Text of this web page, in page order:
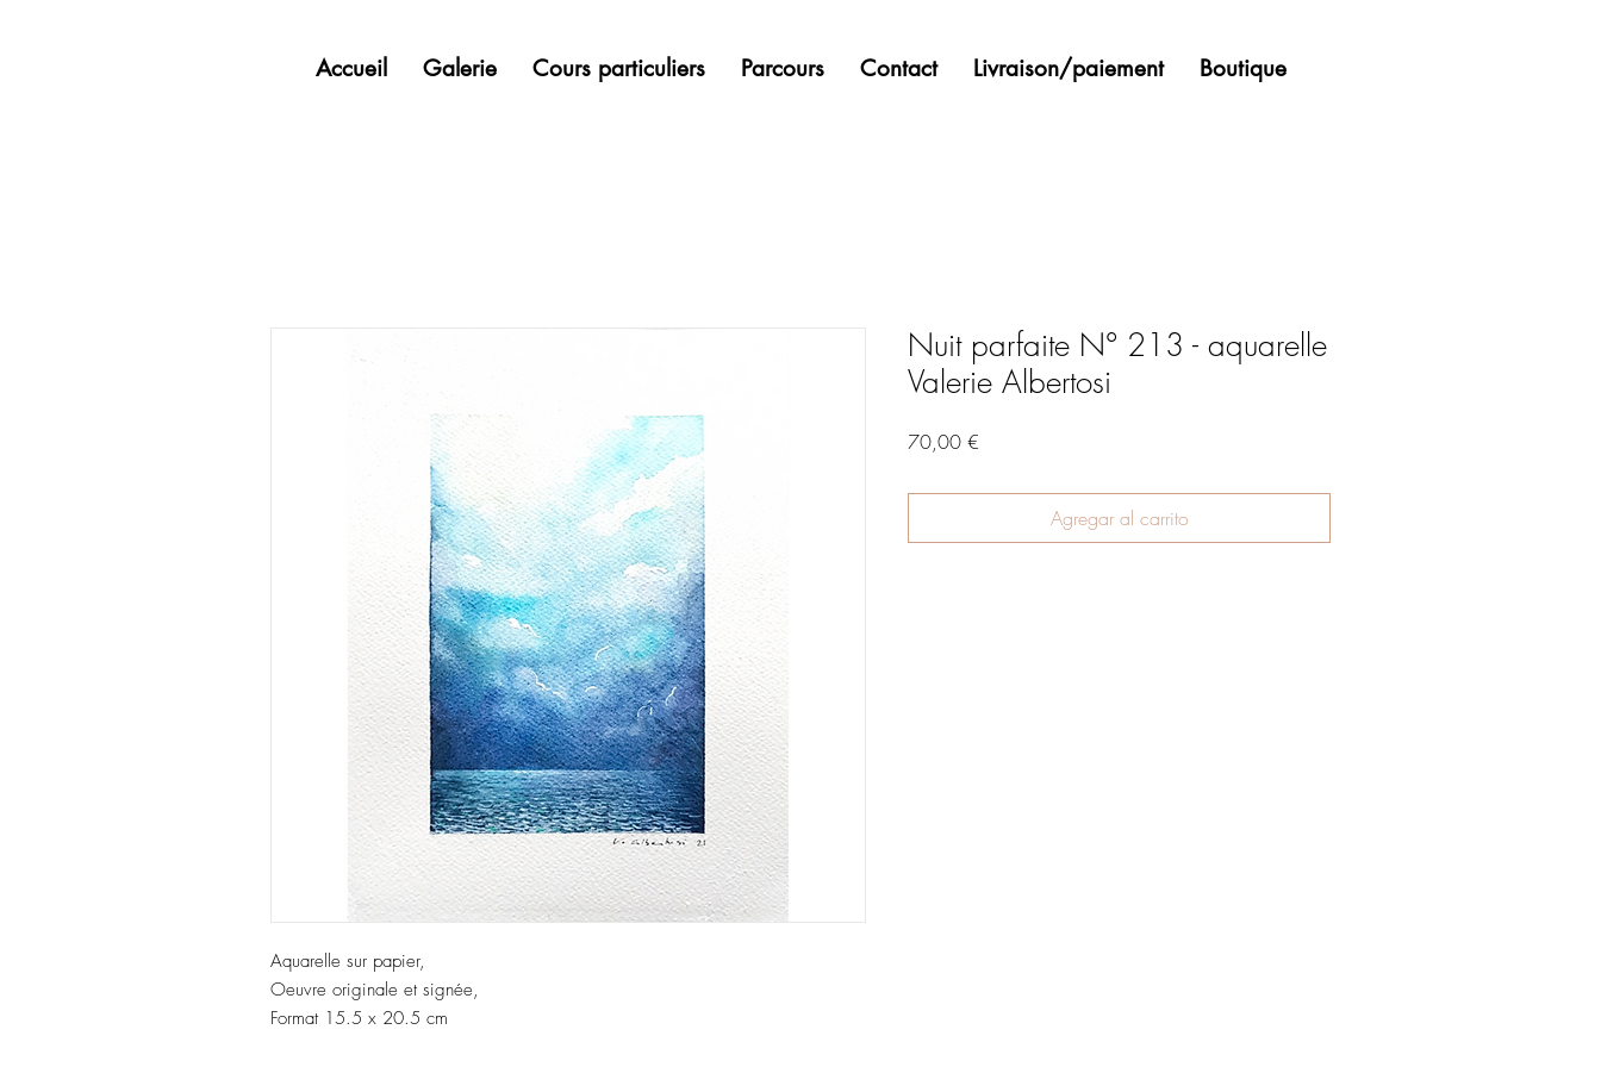
Accueil Galerie Cours particuliers Parcours Contact Livraison/paiement Boutique
Aquarelle sur papier,
Oeuvre originale et signée,
Format 15.5 x 20.5 cm
Nuit parfaite N° 213 - aquarelle
Valerie Albertosi
70,00 €
Agregar al carrito